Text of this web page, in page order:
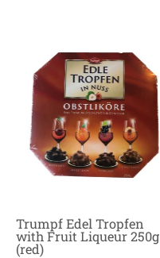
Trumpf Edel Tropfen
with Fruit Liqueur 250g
(red)